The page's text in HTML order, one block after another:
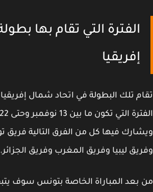
الفترة التي تقام بها
إفريقيا
تلك البطولة في اتحاد شمال إفريقيا
الفترة
فيها كل من الفرق التالية فريق
ليبيا وفريق المغرب وفريق الجزائر.
بعد المباراة الخاصة بتونس سوف يتبقي